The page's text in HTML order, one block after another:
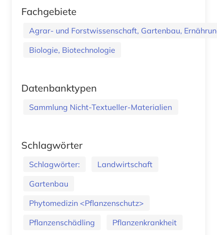
Fachgebiete
Agrar- und Forstwissenschaft, Gartenbau,
Biologie, Biotechnologie
Datenbanktypen
Sammlung Nicht-Textueller-Materialien
Schlagwörter
Schlagwörter:
Landwirtschaft
Gartenbau
Phytomedizin <Pflanzenschutz>
Pflanzenschädling
Pflanzenkrankheit